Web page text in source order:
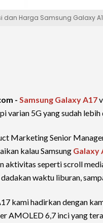
dan Harga Samsung Galaxy
- Samsung Galaxy A17
varian 5G yang sudah lebih
Marketing Senior
kalau Samsung Galaxy
aktivitas seperti scroll
waktu liburan,
kami hadirkan dengan
AMOLED 6,7 inci yang